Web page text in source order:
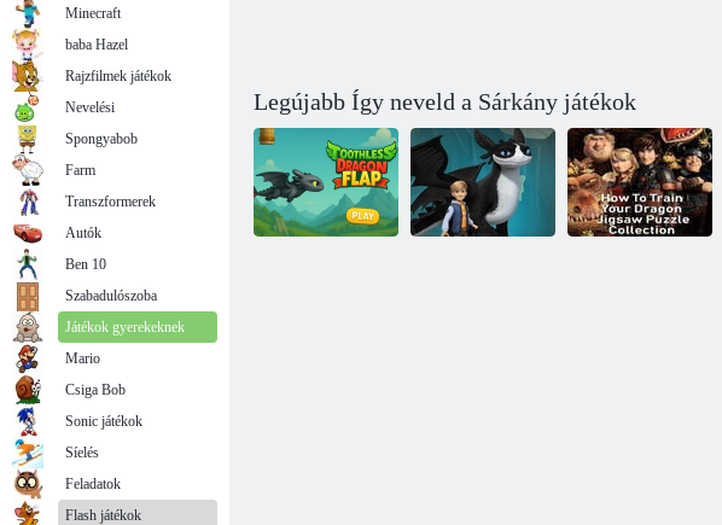
Legújabb Így neveld a Sárkány játékok
Minecraft
baba Hazel
Rajzfilmek játékok
Nevelési
Spongyabob
Farm
Transzformerek
Autók
Ben 10
Szabadulószoba
Játékok gyerekeknek
Mario
Csiga Bob
Sonic játékok
Síelés
Feladatok
Flash játékok